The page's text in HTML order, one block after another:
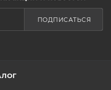
ПОДПИСАТЬСЯ